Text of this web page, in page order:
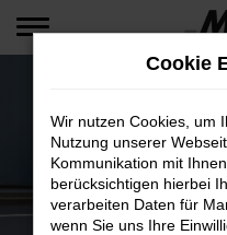
Zum
Hauptinhalt
Cookie
Wir nutzen Cookies, um
Nutzung unserer
Kommunikation mit
berücksichtigen hierbei
verarbeiten Daten für
wenn Sie uns Ihre